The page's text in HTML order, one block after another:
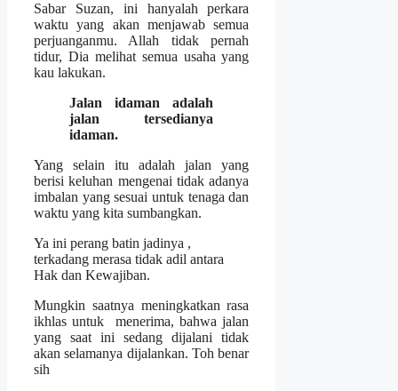
Sabar Suzan, ini hanyalah perkara
waktu yang akan menjawab semua
perjuanganmu. Allah tidak pernah
tidur, Dia melihat semua usaha yang
kau lakukan.
Jalan idaman adalah
jalan tersedianya
idaman.
Yang selain itu adalah jalan yang
berisi keluhan mengenai tidak adanya
imbalan yang sesuai untuk tenaga dan
waktu yang kita sumbangkan.
Ya ini perang batin jadinya ,
terkadang merasa tidak adil antara
Hak dan Kewajiban.
Mungkin saatnya meningkatkan rasa
ikhlas untuk menerima, bahwa jalan
yang saat ini sedang dijalani tidak
akan selamanya dijalankan. Toh benar
sih